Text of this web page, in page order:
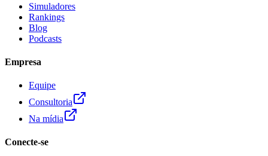
Simuladores
Rankings
Blog
Podcasts
Empresa
Equipe
Consultoria
Na mídia
Conecte-se